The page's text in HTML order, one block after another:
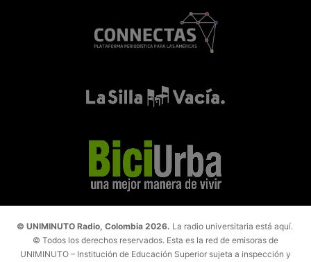
© UNIMINUTO Radio, Colombia 2026. La radio universitaria está aquí.
© Todos los derechos reservados. Esta es la red de emisoras de
UNIMINUTO – Institución de Educación Superior sujeta a inspección y